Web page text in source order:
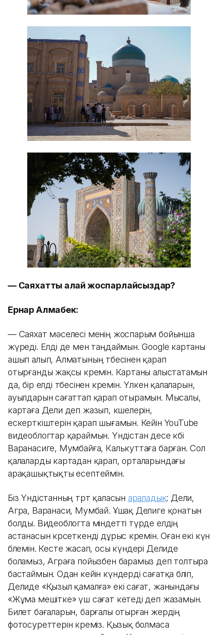
— Саяхатты қалай жоспарлайсыздар?
Ернар Алмабек:
— Саяхат мәселесі менің жоспарым бойынша
жүреді. Елді де мен таңдаймын. Google картаны
ашып алып, Алматының төбесінен қарап
отырғанды жақсы көремін. Картаны алыстатамын
да, бір елді төбесінен көремін. Үлкен қалаларын,
ауылдарын сағаттап қарап отырамын. Мысалы,
картаға Дели деп жазып, көшелерін,
ескерткіштерін қарап шығамын. Кейін YouTube
видеоблогтар қараймын. Үндістан десе көбі
Варанасиге, Мумбайға, Калькуттаға барған. Сол
қалаларды картадан қарап, орталарындағы
арақашықтықты есептеймін.
Біз Үндістанның төрт қаласын араладық: Дели,
Агра, Варанаси, Мумбай. Ұшақ Делиге қонатын
болды. Видеоблогта міндетті түрде елдің
астанасын көрсеткенді дұрыс көремін. Оған екі күн
бөлемін. Кесте жасап, осы күндері Делиде
боламыз, Аграға пойызбен барамыз деп толтыра
бастаймын. Одан кейін күндерді сағатқа бөліп,
Делиде «Қызыл қамалға» екі сағат, жанындағы
«Жұма мешітке» үш сағат кетеді деп жазамын.
Билет бағаларын, барғалы отырған жердің
фотосуреттерін көреміз. Қызық болмаса